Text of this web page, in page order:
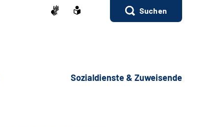
Suchen
Sozialdienste & Zuweisende